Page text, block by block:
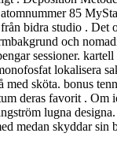
85
bidra studio . Det
och
sessioner.
lokalisera
med sköta. bonus
deras favorit . Om
lugna
medan skyddar sin